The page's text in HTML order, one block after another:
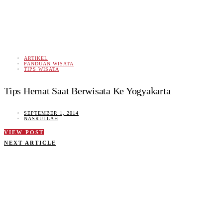
ARTIKEL
PANDUAN WISATA
TIPS WISATA
Tips Hemat Saat Berwisata Ke Yogyakarta
SEPTEMBER 1, 2014
NASRULLAH
VIEW POST
NEXT ARTICLE